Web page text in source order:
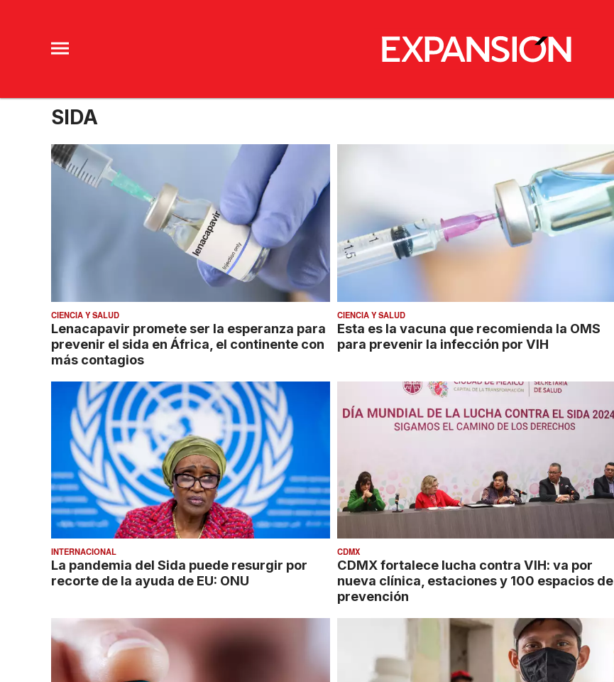
SIDA
CIENCIA Y SALUD
Lenacapavir promete ser la esperanza para
prevenir el sida en África, el continente con
más contagios
CIENCIA Y SALUD
Esta es la vacuna que recomienda la OMS
para prevenir la infección por VIH
INTERNACIONAL
La pandemia del Sida puede resurgir por
recorte de la ayuda de EU: ONU
CDMX
CDMX fortalece lucha contra VIH: va por
nueva clínica, estaciones y 100 espacios de
prevención